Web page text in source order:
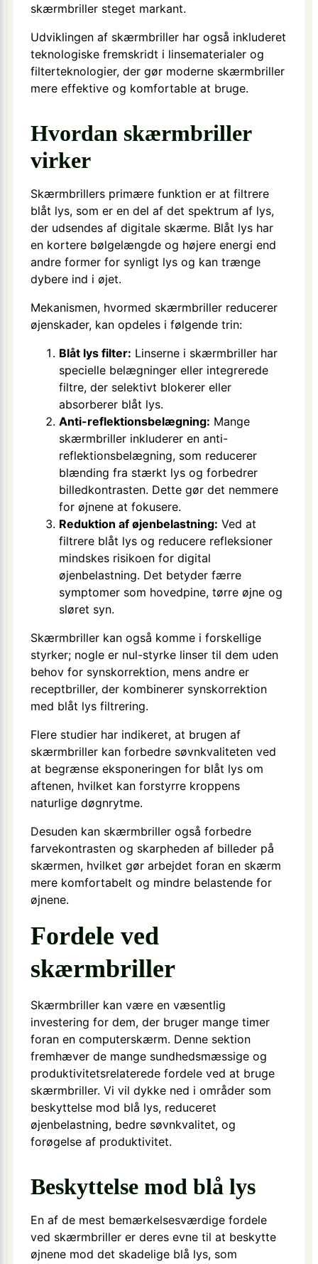
skærmbriller steget markant.
Udviklingen af skærmbriller har også inkluderet
teknologiske fremskridt i linsematerialer og
filterteknologier, der gør moderne skærmbriller
mere effektive og komfortable at bruge.
Hvordan skærmbriller
virker
Skærmbrillers primære funktion er at filtrere
blåt lys, som er en del af det spektrum af lys,
der udsendes af digitale skærme. Blåt lys har
en kortere bølgelængde og højere energi end
andre former for synligt lys og kan trænge
dybere ind i øjet.
Mekanismen, hvormed skærmbriller reducerer
øjenskader, kan opdeles i følgende trin:
Blåt lys filter: Linserne i skærmbriller har
specielle belægninger eller integrerede
filtre, der selektivt blokerer eller
absorberer blåt lys.
Anti-reflektionsbelægning: Mange
skærmbriller inkluderer en anti-
reflektionsbelægning, som reducerer
blænding fra stærkt lys og forbedrer
billedkontrasten. Dette gør det nemmere
for øjnene at fokusere.
Reduktion af øjenbelastning: Ved at
filtrere blåt lys og reducere refleksioner
mindskes risikoen for digital
øjenbelastning. Det betyder færre
symptomer som hovedpine, tørre øjne og
sløret syn.
Skærmbriller kan også komme i forskellige
styrker; nogle er nul-styrke linser til dem uden
behov for synskorrektion, mens andre er
receptbriller, der kombinerer synskorrektion
med blåt lys filtrering.
Flere studier har indikeret, at brugen af
skærmbriller kan forbedre søvnkvaliteten ved
at begrænse eksponeringen for blåt lys om
aftenen, hvilket kan forstyrre kroppens
naturlige døgnrytme.
Desuden kan skærmbriller også forbedre
farvekontrasten og skarpheden af billeder på
skærmen, hvilket gør arbejdet foran en skærm
mere komfortabelt og mindre belastende for
øjnene.
Fordele ved
skærmbriller
Skærmbriller kan være en væsentlig
investering for dem, der bruger mange timer
foran en computerskærm. Denne sektion
fremhæver de mange sundhedsmæssige og
produktivitetsrelaterede fordele ved at bruge
skærmbriller. Vi vil dykke ned i områder som
beskyttelse mod blå lys, reduceret
øjenbelastning, bedre søvnkvalitet, og
forøgelse af produktivitet.
Beskyttelse mod blå lys
En af de mest bemærkelsesværdige fordele
ved skærmbriller er deres evne til at beskytte
øjnene mod det skadelige blå lys, som